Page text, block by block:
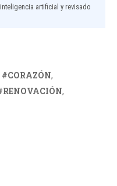
artificial y revisado
CORAZÓN
RENOVACIÓN